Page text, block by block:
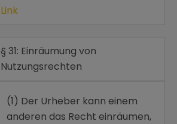
Link
§ 31: Einräumung von
Nutzungsrechten
(1) Der Urheber kann einem
anderen das Recht einräumen,